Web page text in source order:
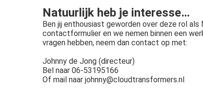
Natuurlijk heb je interesse…
Ben jij enthousiast geworden over deze rol
contactformulier en we nemen binnen een
vragen hebben, neem dan contact op met:
Johnny de Jong (directeur)
Bel naar 06-53195166
Of mail naar johnny@cloudtransformers.nl